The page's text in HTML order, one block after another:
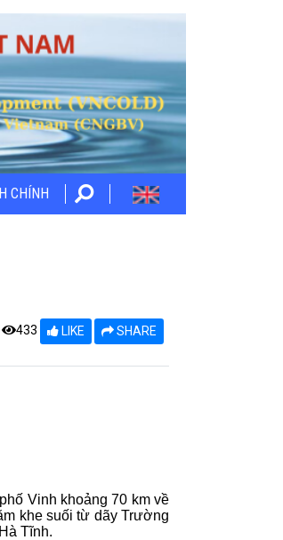
CHÍNH
433 LIKE SHARE
Vinh khoảng 70 km về
khe suối từ dãy Trường
Tĩnh.